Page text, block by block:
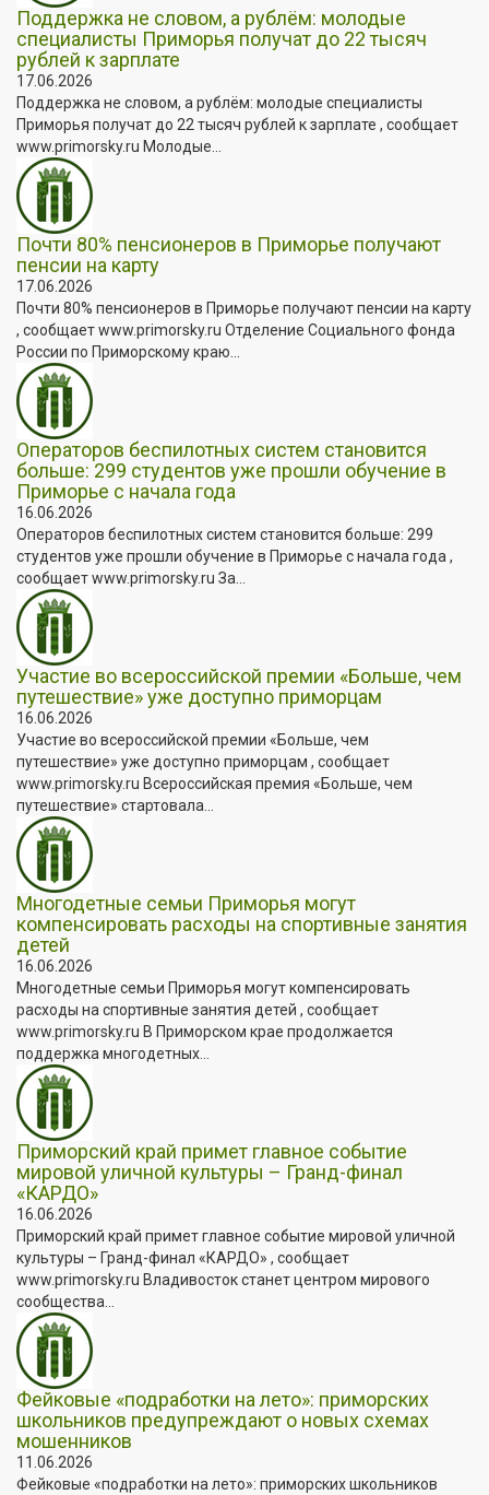
Поддержка не словом, а рублём: молодые
специалисты Приморья получат до 22 тысяч
рублей к зарплате
17.06.2026
Поддержка не словом, а рублём: молодые специалисты
Приморья получат до 22 тысяч рублей к зарплате , сообщает
www.primorsky.ru Молодые...
Почти 80% пенсионеров в Приморье получают
пенсии на карту
17.06.2026
Почти 80% пенсионеров в Приморье получают пенсии на карту
, сообщает www.primorsky.ru Отделение Социального фонда
России по Приморскому краю...
Операторов беспилотных систем становится
больше: 299 студентов уже прошли обучение в
Приморье с начала года
16.06.2026
Операторов беспилотных систем становится больше: 299
студентов уже прошли обучение в Приморье с начала года ,
сообщает www.primorsky.ru За...
Участие во всероссийской премии «Больше, чем
путешествие» уже доступно приморцам
16.06.2026
Участие во всероссийской премии «Больше, чем
путешествие» уже доступно приморцам , сообщает
www.primorsky.ru Всероссийская премия «Больше, чем
путешествие» стартовала...
Многодетные семьи Приморья могут
компенсировать расходы на спортивные занятия
детей
16.06.2026
Многодетные семьи Приморья могут компенсировать
расходы на спортивные занятия детей , сообщает
www.primorsky.ru В Приморском крае продолжается
поддержка многодетных...
Приморский край примет главное событие
мировой уличной культуры – Гранд-финал
«КАРДО»
16.06.2026
Приморский край примет главное событие мировой уличной
культуры – Гранд-финал «КАРДО» , сообщает
www.primorsky.ru Владивосток станет центром мирового
сообщества...
Фейковые «подработки на лето»: приморских
школьников предупреждают о новых схемах
мошенников
11.06.2026
Фейковые «подработки на лето»: приморских школьников